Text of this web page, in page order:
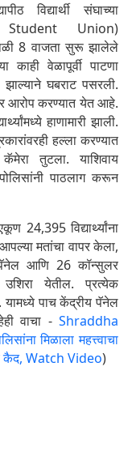
विद्यार्थी संघाच्या
Student Union)
8 वाजता सुरू झालेले
काही वेळापूर्वी पाटणा
घबराट पसरली.
आरोप करण्यात येत आहे.
हाणामारी झाली.
हल्ला करण्यात
कॅमेरा तुटला. याशिवाय
पाठलाग करून
24,395 विद्यार्थ्यांना
मतांचा वापर केला,
आणि 26 कॉन्सुलर
उशिरा येतील. प्रत्येक
यामध्ये पाच केंद्रीय पॅनेल
वाचा - Shraddha
मिळाला महत्त्वाचा
कैद, Watch Video)